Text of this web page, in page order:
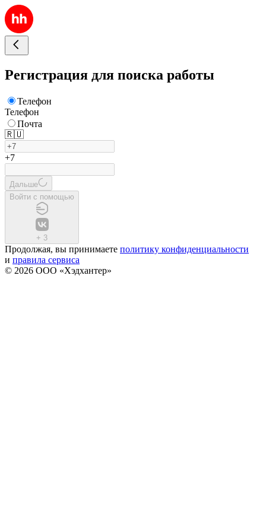
Регистрация для поиска работы
Телефон
Телефон
Почта
🇷🇺
+7
Дальше
Войти с помощью
+ 3
Продолжая, вы принимаете политику конфиденциальности
и правила сервиса
© 2026 ООО «Хэдхантер»